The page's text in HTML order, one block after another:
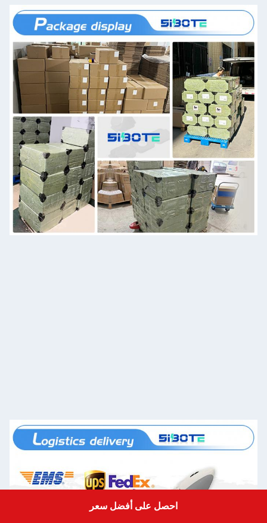
احصل على أفضل سعرGet a Quote